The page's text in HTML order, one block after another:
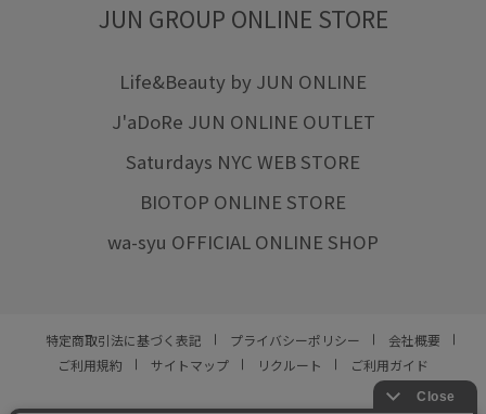
JUN GROUP ONLINE STORE
Life&Beauty by JUN ONLINE
J'aDoRe JUN ONLINE OUTLET
Saturdays NYC WEB STORE
BIOTOP ONLINE STORE
wa-syu OFFICIAL ONLINE SHOP
特定商取引法に基づく表記 プライバシーポリシー
会社概要
ご利用規約
サイトマップ リクルート ご利用ガイド